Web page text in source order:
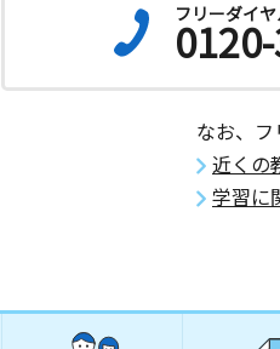
フリーダイ
なお、
近くの
学習に